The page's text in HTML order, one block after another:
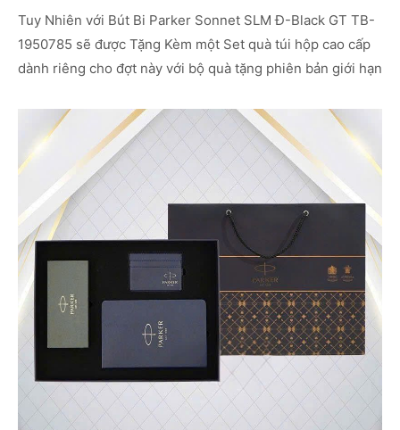
Tuy Nhiên với Bút Bi Parker Sonnet SLM Đ-Black GT TB-
1950785 sẽ được Tặng Kèm một Set quà túi hộp cao cấp
dành riêng cho đợt này với bộ quà tặng phiên bản giới hạn